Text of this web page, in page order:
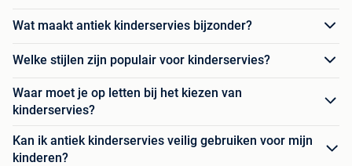
Wat maakt antiek kinderservies bijzonder?
Welke stijlen zijn populair voor kinderservies?
Waar moet je op letten bij het kiezen van
kinderservies?
Kan ik antiek kinderservies veilig gebruiken voor mijn
kinderen?